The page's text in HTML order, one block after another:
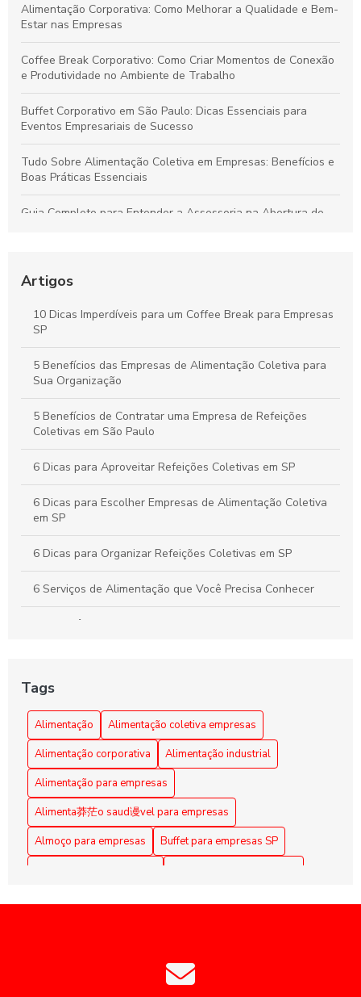
Alimentação Corporativa: Como Melhorar a Qualidade e Bem-
Estar nas Empresas
Coffee Break Corporativo: Como Criar Momentos de Conexão
e Produtividade no Ambiente de Trabalho
Buffet Corporativo em São Paulo: Dicas Essenciais para
Eventos Empresariais de Sucesso
Tudo Sobre Alimentação Coletiva em Empresas: Benefícios e
Boas Práticas Essenciais
Guia Completo para Entender a Assessoria na Abertura de
Melhorar o Ambiente de Trabalho
Estratégias para um Coffee Break Corporativo que
Potencializa a Produtividade e o Bem-Estar da Equipe
Buffet para Empresas em São Paulo: Guia Completo para
Organizar Eventos Corporativos Perfeitos
Artigos
10 Dicas Imperdíveis para um Coffee Break para Empresas
SP
5 Benefícios das Empresas de Alimentação Coletiva para
Sua Organização
5 Benefícios de Contratar uma Empresa de Refeições
Coletivas em São Paulo
6 Dicas para Aproveitar Refeições Coletivas em SP
6 Dicas para Escolher Empresas de Alimentação Coletiva
em SP
6 Dicas para Organizar Refeições Coletivas em SP
6 Serviços de Alimentação que Você Precisa Conhecer
A importância da alimentação coletiva empresarial
Alimentação Coletiva em Empresas: Benefícios e Dicas
Alimentação Coletiva em Empresas: Benefícios e
Estratégias Eficazes
Alimentação Coletiva em Empresas: Benefícios e Práticas
Alimentação coletiva em empresas: como implementar e os
benefícios para a equipe
Alimentação Corporativa Eficiente: Benefícios do Buffet
Tags
Alimentação
Alimentação coletiva empresas
Alimentação corporativa
Alimentação industrial
Alimentação para empresas
Alimenta莽茫o saud谩vel para empresas
Almoço para empresas
Buffet para empresas SP
Empresas de alimentação coletiva SP